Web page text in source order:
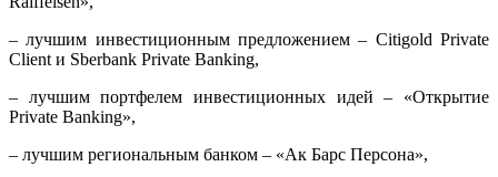
– лучшим инвестиционным предложением – Citigold Private
Client и Sberbank Private Banking,
– лучшим портфелем инвестиционных идей – «Открытие
Private Banking»,
– лучшим региональным банком – «Ак Барс Персона»,